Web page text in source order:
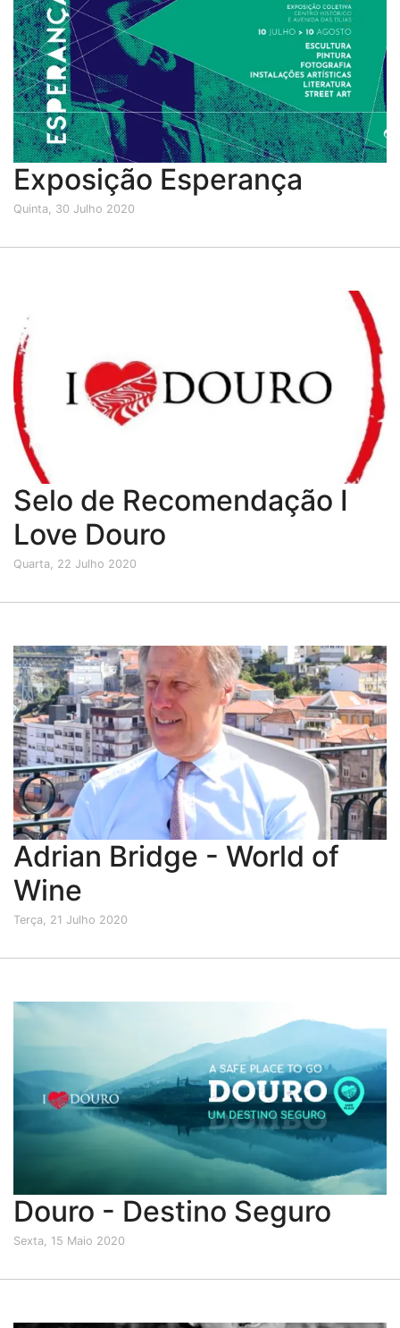
Exposição Esperança
Quinta, 30 Julho 2020
Selo de Recomendação I
Love Douro
Quarta, 22 Julho 2020
Adrian Bridge - World of
Wine
Terça, 21 Julho 2020
Douro - Destino Seguro
Sexta, 15 Maio 2020